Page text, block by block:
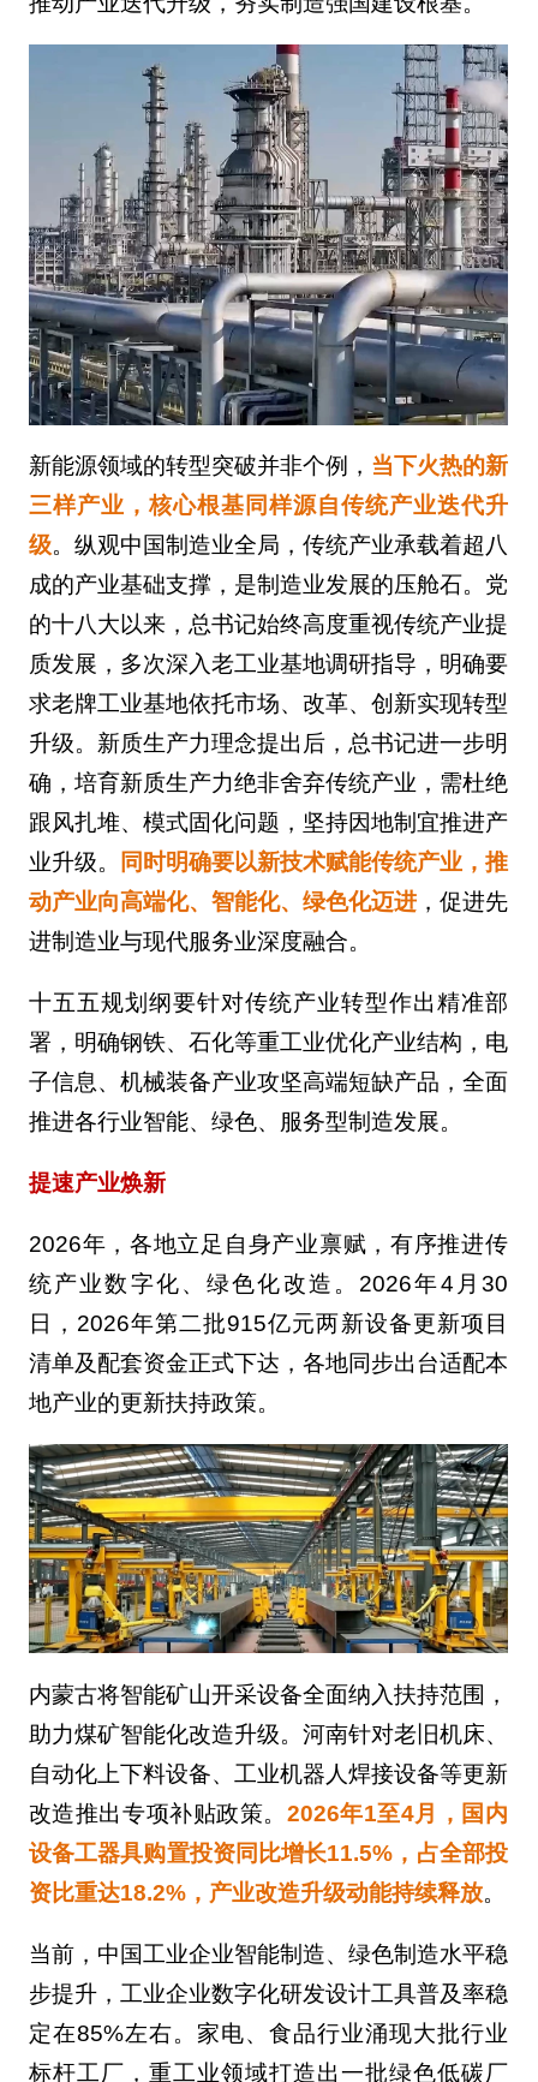
新能源领域的转型突破并非个例， 当下火热的新
三样产业，核心根基同样源自传统产业迭代升
级。纵观中国制造业全局，传统产业承载着超八
成的产业基础支撑，是制造业发展的压舱石。党
的十八大以来，总书记始终高度重视传统产业提
质发展，多次深入老工业基地调研指导，明确要
求老牌工业基地依托市场、改革、创新实现转型
升级。新质生产力理念提出后，总书记进一步明
确，培育新质生产力绝非舍弃传统产业，需杜绝
跟风扎堆、模式固化问题，坚持因地制宜推进产
业升级。
同时明确要以新技术赋能传统产业，推
动产业向高端化、智能化、绿色化迈进，促进先
进制造业与现代服务业深度融合。
十五五规划纲要针对传统产业转型作出精准部
署，明确钢铁、石化等重工业优化产业结构，电
子信息、机械装备产业攻坚高端短缺产品，全面
推进各行业智能、绿色、服务型制造发展。
提速产业焕新
2026年，各地立足自身产业禀赋，有序推进传
统产业数字化、绿色化改造。2026年4月30
日，2026年第二批915亿元两新设备更新项目
清单及配套资金正式下达，各地同步出台适配本
地产业的更新扶持政策。
内蒙古将智能矿山开采设备全面纳入扶持范围，
助力煤矿智能化改造升级。河南针对老旧机床、
自动化上下料设备、工业机器人焊接设备等更新
改造推出专项补贴政策。 2026年1至4月，国内
设备工器具购置投资同比增长11.5%，占全部投
资比重达18.2%，产业改造升级动能持续释放。
当前，中国工业企业智能制造、绿色制造水平稳
步提升，工业企业数字化研发设计工具普及率稳
定在85%左右。家电、食品行业涌现大批行业
标杆工厂，重工业领域打造出一批绿色低碳厂